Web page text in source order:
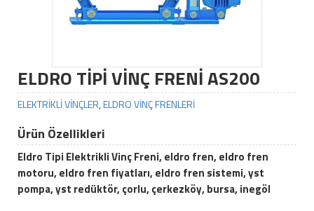
ELDRO TİPİ VİNÇ FRENİ AS200
ELEKTRİKLİ VİNÇLER,ELDRO VİNÇ FRENLERİ
Ürün Özellikleri
Eldro Tipi Elektrikli Vinç Freni, eldro fren, eldro fren
motoru, eldro fren fiyatları, eldro fren sistemi, yst
pompa, yst redüktör, çorlu, çerkezköy, bursa, inegöl